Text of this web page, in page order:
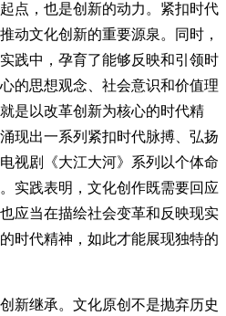
点，也是创新的动力。紧扣时代
动文化创新的重要源泉。同时，
践中，孕育了能够反映和引领时
的思想观念、社会意识和价值理
是以改革创新为核心的时代精
现出一系列紧扣时代脉搏、弘扬
视剧《大江大河》系列以个体命
实践表明，文化创作既需要回应
应当在描绘社会变革和反映现实
时代精神，如此才能展现独特的
继承。文化原创不是抛弃历史